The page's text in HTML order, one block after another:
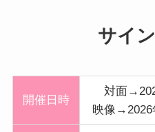
サイ
開催日時
対面
映像→2026